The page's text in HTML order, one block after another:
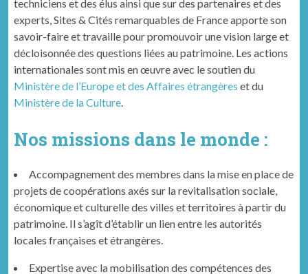
tech­ni­ciens et des élus ain­si que sur des parte­naires et des
experts, Sites & Cités remar­quables de France apporte son
savoir-faire et tra­vaille pour pro­mou­voir une vision large et
décloi­son­née des ques­tions liées au pat­ri­moine. Les actions
internationales sont mis en œuvre avec le soutien du
Ministère de l’Europe et des Affaires étrangères et du
Ministère de la Culture.
Nos missions dans le monde :
Accom­pa­g­ne­ment des mem­bres dans la mise en place de
pro­jets de coopéra­tions axés sur la revi­tal­i­sa­tion sociale,
économique et cul­turelle des villes et ter­ri­toires à par­tir du
pat­ri­moine. Il s’agît d’établir un lien entre les autorités
locales français­es et étrangères.
Exper­tise avec la mobil­i­sa­tion des com­pé­tences des